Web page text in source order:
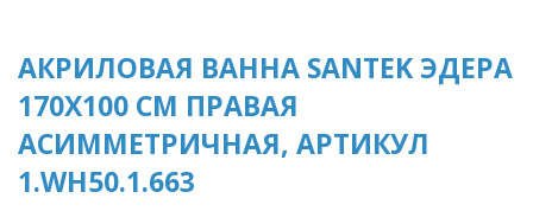
АКРИЛОВАЯ ВАННА SANTEK ЭДЕРА
170Х100 СМ ПРАВАЯ
АСИММЕТРИЧНАЯ, АРТИКУЛ
1.WH50.1.663